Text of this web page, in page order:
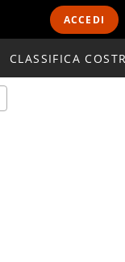
ACCEDI
CLASSIFICA